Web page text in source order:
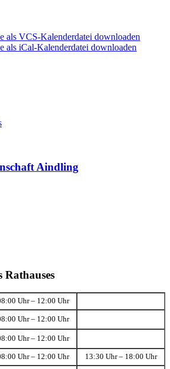
als VCS-Kalenderdatei downloaden
als iCal-Kalenderdatei downloaden
Aindling
Rathauses
Uhr – 12:00 Uhr
Uhr – 12:00 Uhr
Uhr – 12:00 Uhr
Uhr – 12:00 Uhr 13:30 Uhr – 18:00 Uhr